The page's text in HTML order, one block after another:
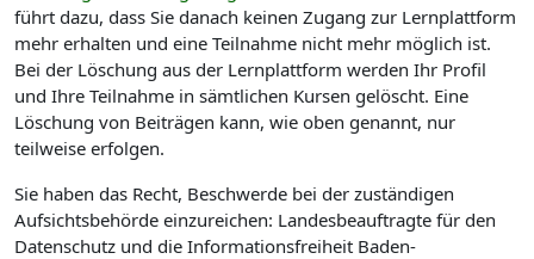
führt dazu, dass Sie danach keinen Zugang zur Lernplattform
mehr erhalten und eine Teilnahme nicht mehr möglich ist.
Bei der Löschung aus der Lernplattform werden Ihr Profil
und Ihre Teilnahme in sämtlichen Kursen gelöscht. Eine
Löschung von Beiträgen kann, wie oben genannt, nur
teilweise erfolgen.
Sie haben das Recht, Beschwerde bei der zuständigen
Aufsichtsbehörde einzureichen: Landesbeauftragte für den
Datenschutz und die Informationsfreiheit Baden-